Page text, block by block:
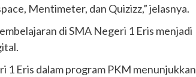
Mentimeter, dan Quizizz,” jelasnya.
di SMA Negeri 1 Eris menjadi
1 Eris dalam program PKM menunjukkan